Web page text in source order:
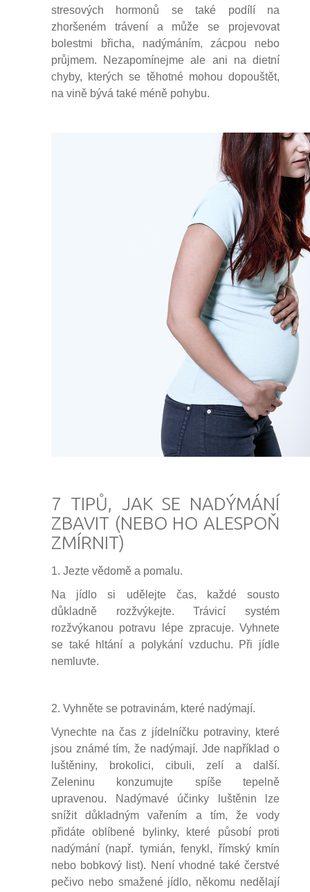
stresových hormonů se také podílí na
zhoršeném trávení a může se projevovat
bolestmi břicha, nadýmáním, zácpou nebo
průjmem. Nezapomínejme ale ani na dietní
chyby, kterých se těhotné mohou dopouštět,
na vině bývá také méně pohybu.
7 TIPŮ, JAK SE NADÝMÁNÍ
ZBAVIT (NEBO HO ALESPOŇ
ZMÍRNIT)
1. Jezte vědomě a pomalu.
Na jídlo si udělejte čas, každé sousto
důkladně rozžvýkejte. Trávicí systém
rozžvýkanou potravu lépe zpracuje. Vyhnete
se také hltání a polykání vzduchu. Při jídle
nemluvte.
2. Vyhněte se potravinám, které nadýmají.
Vynechte na čas z jídelníčku potraviny, které
jsou známé tím, že nadýmají. Jde například o
luštěniny, brokolici, cibuli, zelí a další.
Zeleninu konzumujte spíše tepelně
upravenou. Nadýmavé účinky luštěnin lze
snížit důkladným vařením a tím, že vody
přidáte oblíbené bylinky, které působí proti
nadýmání (např. tymián, fenykl, římský kmín
nebo bobkový list). Není vhodné také čerstvé
pečivo nebo smažené jídlo, někomu nedělají